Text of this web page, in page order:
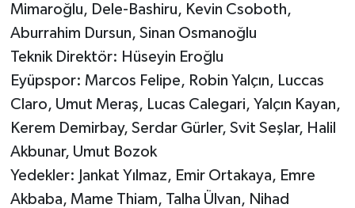
Mimaroğlu, Dele-Bashiru, Kevin Csoboth,
Aburrahim Dursun, Sinan Osmanoğlu
Teknik Direktör: Hüseyin Eroğlu
Eyüpspor: Marcos Felipe, Robin Yalçın, Luccas
Claro, Umut Meraş, Lucas Calegari, Yalçın Kayan,
Kerem Demirbay, Serdar Gürler, Svit Seşlar, Halil
Akbunar, Umut Bozok
Yedekler: Jankat Yılmaz, Emir Ortakaya, Emre
Akbaba, Mame Thiam, Talha Ülvan, Nihad